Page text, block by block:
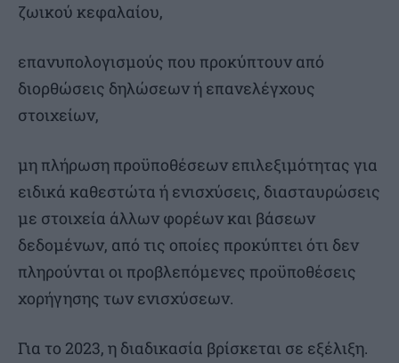
ζωικού κεφαλαίου,
επανυπολογισμούς που προκύπτουν από
διορθώσεις δηλώσεων ή επανελέγχους
στοιχείων,
μη πλήρωση προϋποθέσεων επιλεξιμότητας για
ειδικά καθεστώτα ή ενισχύσεις, διασταυρώσεις
με στοιχεία άλλων φορέων και βάσεων
δεδομένων, από τις οποίες προκύπτει ότι δεν
πληρούνται οι προβλεπόμενες προϋποθέσεις
χορήγησης των ενισχύσεων.
Για το 2023, η διαδικασία βρίσκεται σε εξέλιξη.